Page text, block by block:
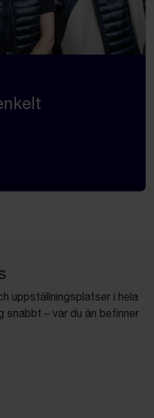
uppställningsplatser i hela
snabbt – var du än befinner